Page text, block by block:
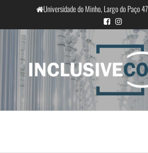
o
conteúdo
Universidade do Minho, Largo do Paço
InclusiveCourts
Igualdade e
prática